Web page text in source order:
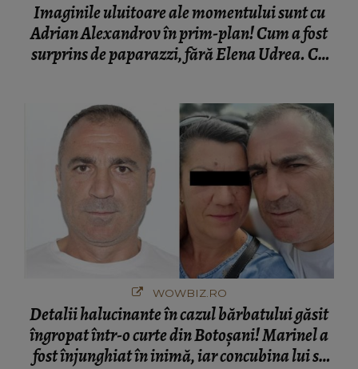
Imaginile uluitoare ale momentului sunt cu
Adrian Alexandrov în prim-plan! Cum a fost
surprins de paparazzi, fără Elena Udrea. Cu
WOWBIZ.RO
Detalii halucinante în cazul bărbatului găsit
îngropat într-o curte din Botoșani! Marinel a
fost înjunghiat în inimă, iar concubina lui se